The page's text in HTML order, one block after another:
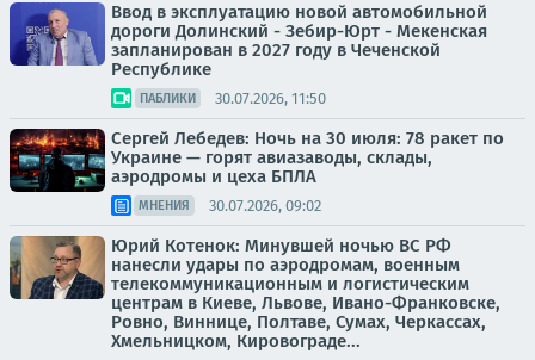
Ввод в эксплуатацию новой автомобильной
дороги Долинский - Зебир-Юрт - Мекенская
запланирован в 2027 году в Чеченской
Республике
ПАБЛИКИ 30.07.2026, 11:50
Сергей Лебедев: Ночь на 30 июля: 78 ракет по
Украине — горят авиазаводы, склады,
аэродромы и цеха БПЛА
МНЕНИЯ 30.07.2026, 09:02
Юрий Котенок: Минувшей ночью ВС РФ
нанесли удары по аэродромам, военным
телекоммуникационным и логистическим
центрам в Киеве, Львове, Ивано-Франковске,
Ровно, Виннице, Полтаве, Сумах, Черкассах,
Хмельницком, Кировограде...